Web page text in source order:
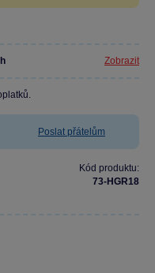
Zobrazit
Poslat přátelům
Kód produktu:
73-HGR18